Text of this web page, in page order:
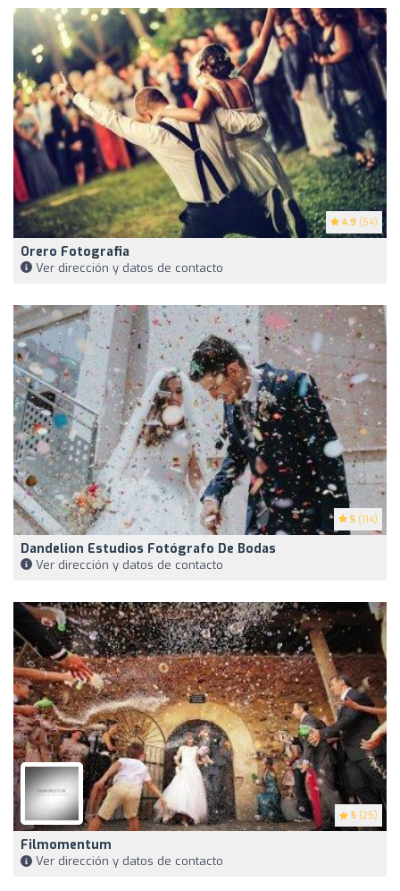
4.9 (54)
Orero Fotografia
Ver dirección y datos de contacto
5 (114)
Dandelion Estudios Fotógrafo De Bodas
Ver dirección y datos de contacto
5 (25)
Filmomentum
Ver dirección y datos de contacto